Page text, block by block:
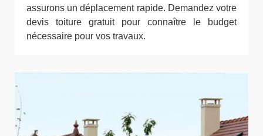
assurons un déplacement rapide. Demandez votre
devis toiture gratuit pour connaître le budget
nécessaire pour vos travaux.